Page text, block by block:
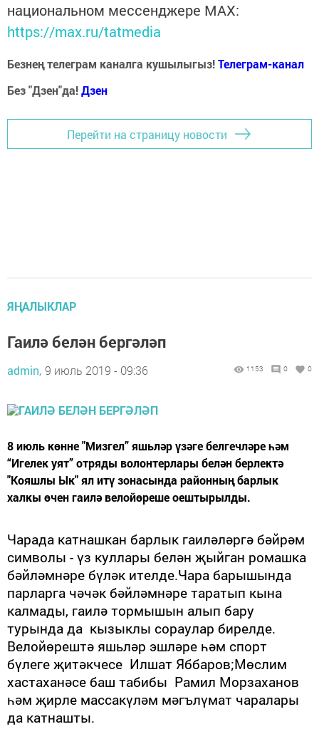
национальном мессенджере MАХ:
https://max.ru/tatmedia
Безнең телеграм каналга кушылыгыз!Телеграм-канал
Без "Дзен"да!Дзен
Перейти на страницу новости
ЯҢАЛЫКЛАР
Гаилә белән бергәләп
admin, 9 июль 2019 - 09:36 1153 0 0
8 июль көнне "Мизгел” яшьләр үзәге белгечләре һәм
“Игелек уят” отряды волонтерлары белән берлектә
"Кояшлы Ык" ял итү зонасында районның барлык
халкы өчен гаилә велойөреше оештырылды.
Чарада катнашкан барлык гаиләләргә бәйрәм
символы - үз куллары белән җыйган ромашка
бәйләмнәре бүләк ителде.Чара барышында
парларга чәчәк бәйләмнәре таратып кына
калмады, гаилә тормышын алып бару
турында да кызыклы сораулар бирелде.
Велойөрештә яшьләр эшләре һәм спорт
бүлеге җитәкчесе Илшат Яббаров;Мөслим
хастаханәсе баш табибы Рамил Морзаханов
һәм җирле массакүләм мәгълүмат чаралары
да катнашты.